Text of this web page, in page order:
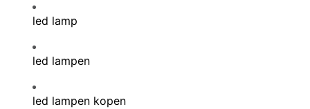
led lamp
led lampen
led lampen kopen